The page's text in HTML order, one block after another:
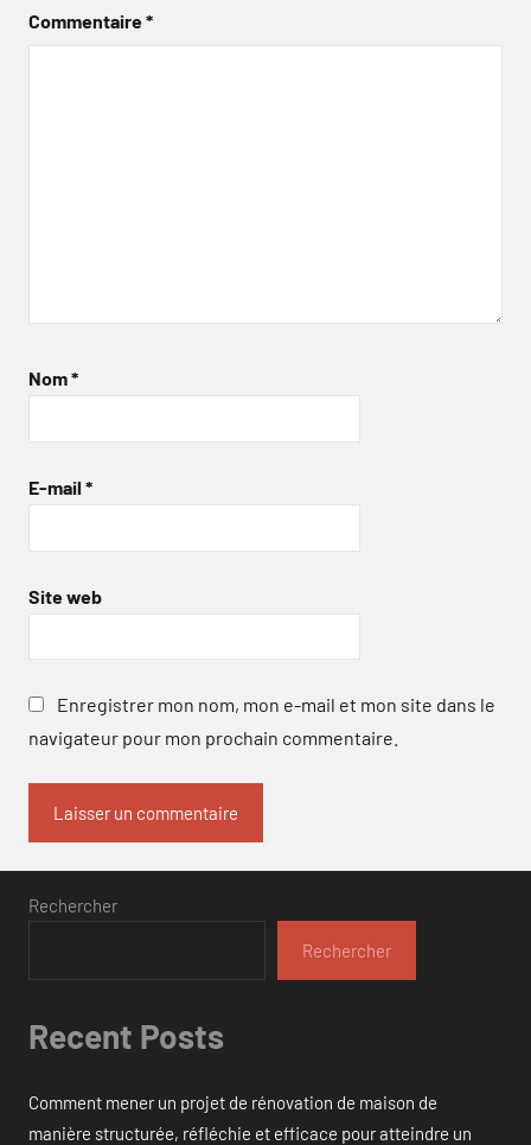
Commentaire*
Nom*
E-mail *
Site web
Enregistrer mon nom, mon e-mail et mon site dans le
navigateur pour mon prochain commentaire.
Rechercher
Rechercher
Recent Posts
Comment mener un projet de rénovation de maison de
manière structurée, réfléchie et efficace pour atteindre un